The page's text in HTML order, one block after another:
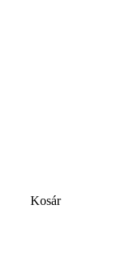
Kosár